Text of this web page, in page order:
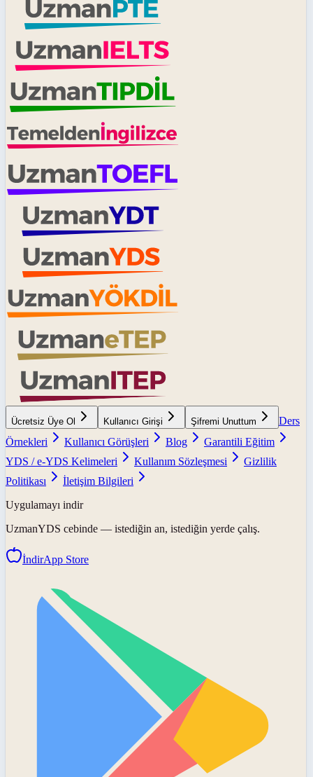
Ücretsiz Üye Ol Kullanıcı Girişi Şifremi Unuttum
Ders
Örnekleri
Kullanıcı Görüşleri Blog
Garantili Eğitim
YDS / e-YDS Kelimeleri
Kullanım Sözleşmesi
Gizlilik
Politikası
İletişim Bilgileri
Uygulamayı indir
UzmanYDS cebinde — istediğin an, istediğin yerde çalış.
İndirApp Store